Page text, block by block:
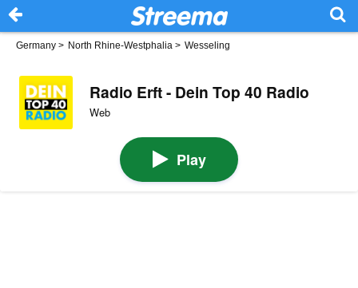
Germany > North Rhine-Westphalia > Wesseling
Radio Erft - Dein Top 40 Radio
Web
Play